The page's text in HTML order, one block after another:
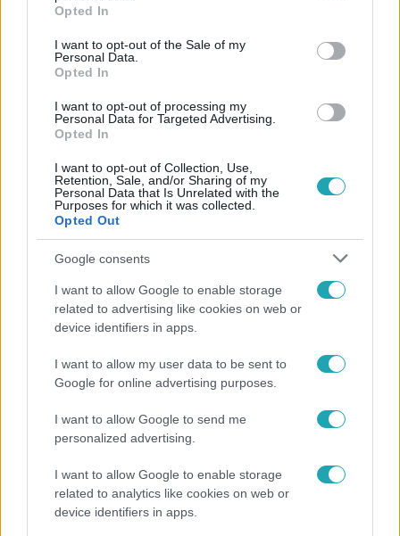
use your data for below specified purposes in below Google
consent section.
Opted In
I want to opt-out of the Sale of my
Personal Data.
Opted In
I want to opt-out of processing my
Personal Data for Targeted Advertising.
Opted In
I want to opt-out of Collection, Use,
Retention, Sale, and/or Sharing of my
Personal Data that Is Unrelated with the
Purposes for which it was collected.
Opted Out
Google consents
I want to allow Google to enable storage
related to advertising like cookies on web or
device identifiers in apps.
I want to allow my user data to be sent to
Google for online advertising purposes.
I want to allow Google to send me
personalized advertising.
I want to allow Google to enable storage
related to analytics like cookies on web or
device identifiers in apps.
POLITIKA
LMBTQ # ÖRÖKBEFOGADÁS
Népszerű
8:33
Rubint Réka: A betegség megtanított türelmesnek